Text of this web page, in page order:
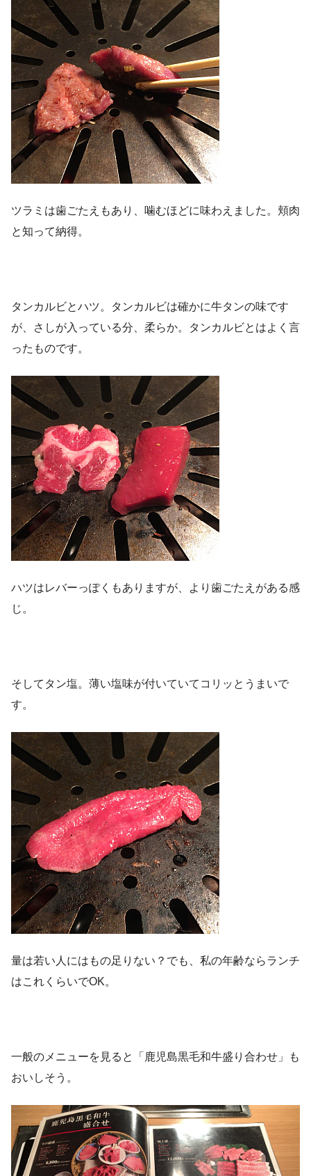
ツラミは歯ごたえもあり、噛むほどに味わえました。頬肉
と知って納得。
タンカルビとハツ。タンカルビは確かに牛タンの味です
が、さしが入っている分、柔らか。タンカルビとはよく言
ったものです。
ハツはレバーっぽくもありますが、より歯ごたえがある感
じ。
そしてタン塩。薄い塩味が付いていてコリッとうまいで
す。
量は若い人にはもの足りない？でも、私の年齢ならランチ
はこれくらいでOK。
一般のメニューを見ると「鹿児島黒毛和牛盛り合わせ」も
おいしそう。